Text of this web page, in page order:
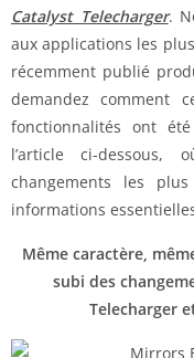
Catalyst Telecharger.
aux applications les
récemment publié
demandez comment
fonctionnalités ont
l’article ci-dessous,
changements les
informations
Même caractère,
subi des
Telecharger